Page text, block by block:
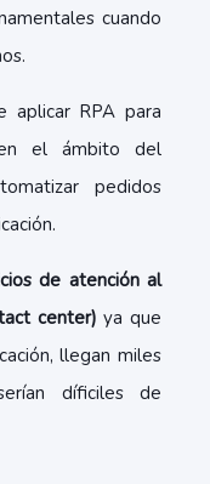
cuando
aplicar RPA para
en el ámbito del
pedidos
de atención al
center) ya que
llegan miles
díficiles de